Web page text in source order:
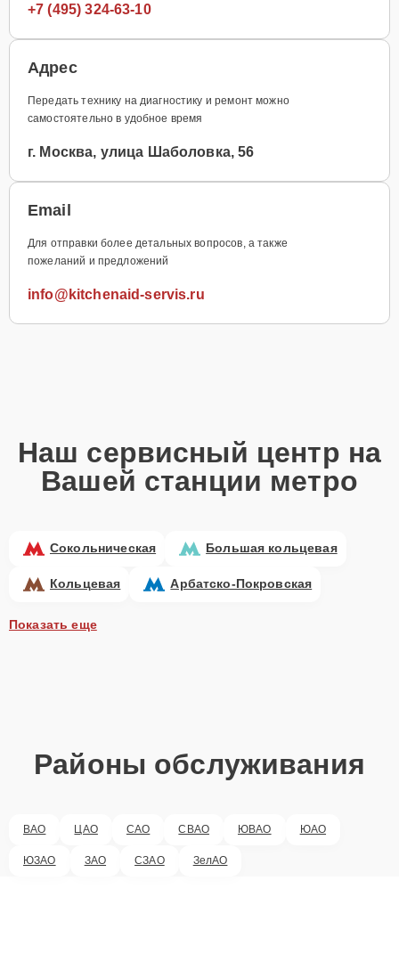
+7 (495) 324-63-10
Адрес
Передать технику на диагностику и ремонт можно
самостоятельно в удобное время
г. Москва, улица Шаболовка, 56
Email
Для отправки более детальных вопросов, а также
пожеланий и предложений
info@kitchenaid-servis.ru
Наш сервисный центр на
Вашей станции метро
Сокольническая Большая кольцевая
Кольцевая Арбатско-Покровская
Показать еще
Районы обслуживания
ВАО ЦАО САО СВАО ЮВАО ЮАО
ЮЗАО ЗАО СЗАО ЗелАО